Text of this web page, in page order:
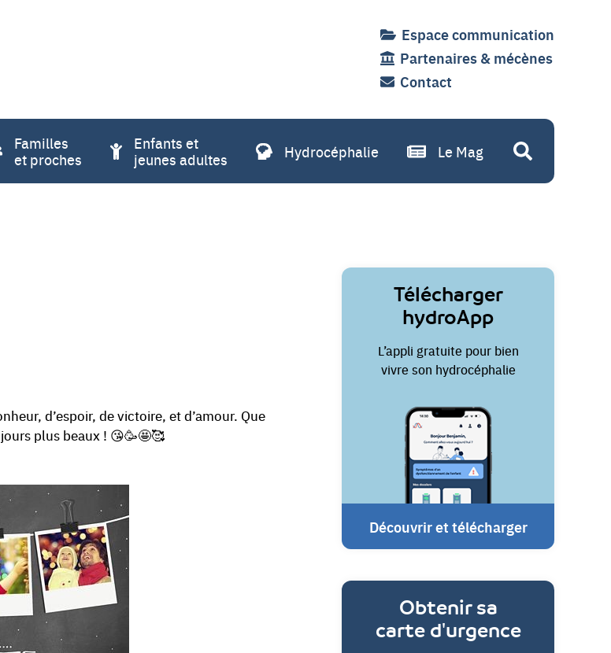
Espace communication
Partenaires & mécènes
Contact
Familles
et proches
Enfants et
jeunes adultes
Hydrocéphalie Le Mag Recherche
d’espoir, de victoire, et d’amour. Que
plus beaux ! 😘🥳🤩🥰
Liens
Télécharger
hydroApp
L’appli gratuite pour bien
vivre son hydrocéphalie
Découvrir et télécharger
Obtenir sa
carte d'urgence